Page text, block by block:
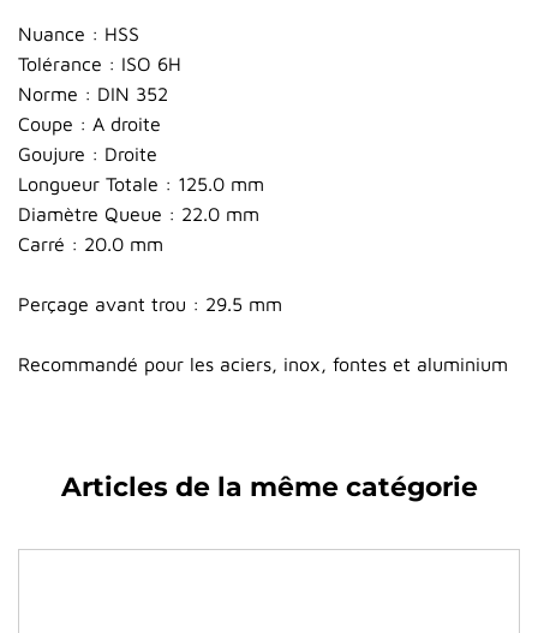
Nuance : HSS
Tolérance : ISO 6H
Norme : DIN 352
Coupe : A droite
Goujure : Droite
Longueur Totale : 125.0 mm
Diamètre Queue : 22.0 mm
Carré : 20.0 mm
Perçage avant trou : 29.5 mm
Recommandé pour les aciers, inox, fontes et aluminium
Articles de la même catégorie